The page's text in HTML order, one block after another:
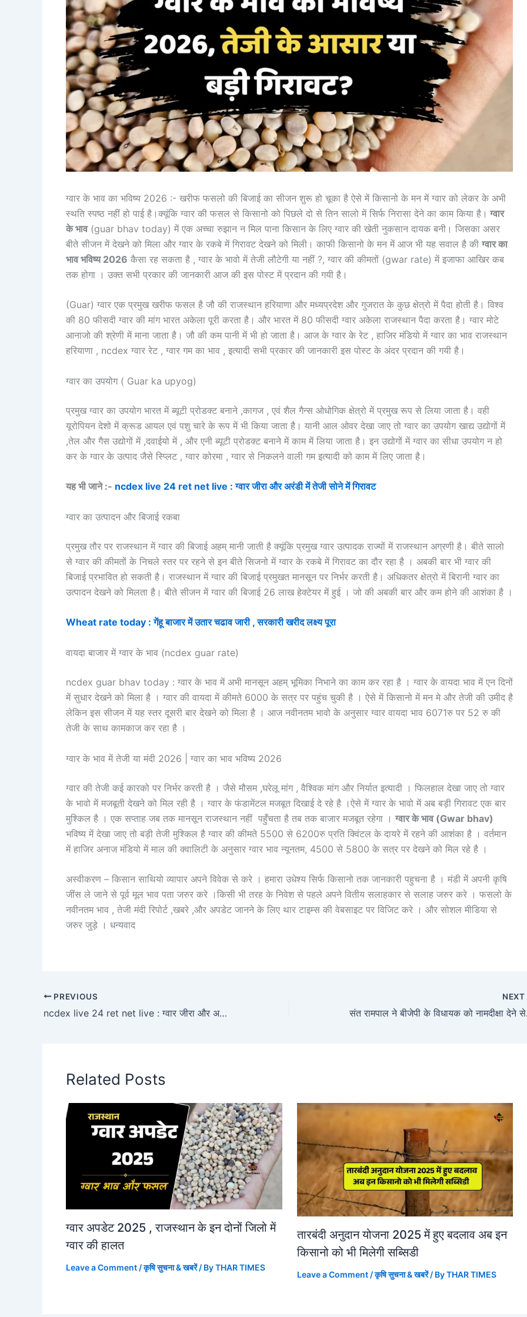
ग्वार के भाव का भविष्य 2026 :- खरीफ फसलो की बिजाई का सीजन शुरू हो चूका है ऐसे में किसानो के मन में ग्वार को लेकर के अभी
स्थति स्पष्ठ नहीं हो पाई है।क्यूंकि ग्वार की फसल से किसानो को पिछले दो से तिन सालो में सिर्फ निरासा देने का काम किया है। ग्वार
के भाव(guar bhav today) में एक अच्चा रुझान न मिल पाना किसान के लिए ग्वार की खेती नुकसान दायक बनी। जिसका असर
बीते सीजन में देखने को मिला और ग्वार के रकबे में गिरावट देखने को मिली। काफी किसानो के मन में आज भी यह सवाल है की ग्वार का
भाव भविष्य 2026 कैसा रह सकता है , ग्वार के भावो में तेजी लौटेगी या नहीं ?, ग्वार की कीमतों (gwar rate) में इजाफा आखिर कब
तक होगा । उक्त सभी प्रकार की जानकारी आज की इस पोस्ट में प्रदान की गयी है।
(Guar) ग्वार एक प्रमुख खरीफ फसल है जौ की राजस्थान हरियाणा और मध्यप्रदेश और गुजरात के कुछ क्षेत्रो में पैदा होती है। विश्व
की 80 फीसदी ग्वार की मांग भारत अकेला पूरी करता है। और भारत में 80 फीसदी ग्वार अकेला राजस्थान पैदा करता है। ग्वार मोटे
आनाजो की श्रेणी में माना जाता है। जौ की कम पानी में भी हो जाता है। आज के ग्वार के रेट , हाजिर मंडियो में ग्वार का भाव राजस्थान
हरियाणा , ncdex ग्वार रेट , ग्वार गम का भाव , इत्यादी सभी प्रकार की जानकारी इस पोस्ट के अंदर प्रदान की गयी है।
ग्वार का उपयोग ( Guar ka upyog)
प्रमुख ग्वार का उपयोग भारत में ब्यूटी प्रोडक्ट बनाने ,कागज , एवं शैल गैन्स ओधोगिक क्षेत्रो में प्रमुख रूप से लिया जाता है। वही
यूरोपियन देशो में क्रूड आयल एवं पशु चारे के रूप में भी किया जाता है। यानी आल ओवर देखा जाए तो ग्वार का उपयोग खाद्य उद्योगों में
,तेल और गैस उद्योगों में ,दवाईयो में , और एनी ब्यूटी प्रोडक्ट बनाने में काम में लिया जाता है। इन उद्योगों में ग्वार का सीधा उपयोग न हो
कर के ग्वार के उत्पाद जैसे स्प्लिट , ग्वार कोरमा , ग्वार से निकलने वाली गम इत्यादी को काम में लिए जाता है।
यह भी जाने :- ncdex live 24 ret net live : ग्वार जीरा और अरंडी में तेजी सोने में गिरावट
ग्वार का उत्पादन और बिजाई रकबा
प्रमुख तौर पर राजस्थान में ग्वार की बिजाई अहम् मानी जाती है क्यूंकि प्रमुख ग्वार उत्पादक राज्यों में राजस्थान अग्रणी है। बीते सालो
से ग्वार की कीमतों के निचले स्तर पर रहने से इन बीते सिजनो में ग्वार के रकबे में गिरावट का दौर रहा है । अबकी बार भी ग्वार की
बिजाई प्रभावित हो सकती है। राजस्थान में ग्वार की बिजाई प्रमुखत मानसून पर निर्भर करती है। अधिकतर क्षेत्रो में बिरानी ग्वार का
उत्पादन देखने को मिलता है। बीते सीजन में ग्वार की बिजाई 26 लाख हेक्टेयर में हुई । जो की अबकी बार और कम होने की आशंका है ।
Wheat rate today : गेंहू बाजार में उतार चढाव जारी , सरकारी खरीद लक्ष्य पूरा
वायदा बाजार में ग्वार के भाव (ncdex guar rate)
ncdex guar bhav today : ग्वार के भाव में अभी मानसून अहम् भूमिका निभाने का काम कर रहा है । ग्वार के वायदा भाव में एन दिनों
में सुधार देखने को मिला है । ग्वार की वायदा में कीमते 6000 के सत्र पर पहुंच चुकी है । ऐसे में किसानो में मन मे और तेजी की उमीद है
लेकिन इस सीजन में यह स्तर दूसरी बार देखने को मिला है । आज नवीनतम भावो के अनुसार ग्वार वायदा भाव 6071रु पर 52 रु की
तेजी के साथ कामकाज कर रहा है ।
ग्वार के भाव में तेजी या मंदी 2026 | ग्वार का भाव भविष्य 2026
ग्वार की तेजी कई कारको पर निर्भर करती है । जैसे मौसम ,घरेलू मांग , वैश्विक मांग और निर्यात इत्यादी । फिलहाल देखा जाए तो ग्वार
के भावो में मजबूती देखने को मिल रही है । ग्वार के फंडामेंटल मजबूत दिखाई दे रहे है ।ऐसे में ग्वार के भावो में अब बड़ी गिरावट एक बार
मुश्किल है । एक सप्ताह जब तक मानसून राजस्थान नहीं पहुँचता है तब तक बाजार मजबूत रहेगा । ग्वार के भाव (Gwar bhav)
भविष्य में देखा जाए तो बड़ी तेजी मुश्किल है ग्वार की कीमते 5500 से 6200रु प्रति क्विंटल के दायरे में रहने की आशंका है । वर्तमान
में हाजिर अनाज मंडियो में माल की क्वालिटी के अनुसार ग्वार भाव न्यूनतम, 4500 से 5800 के सत्र पर देखने को मिल रहे है ।
अस्वीकरण – किसान साथियो व्यापार अपने विवेक से करे । हमारा उधेश्य सिर्फ किसानो तक जानकारी पहुचना है । मंडी में अपनी कृषि
जींस ले जाने से पूर्व मूल भाव पता जरुर करे ।किसी भी तरह के निवेश से पहले अपने वितीय सलाहकार से सलाह जरुर करे । फसलो के
नवीनतम भाव , तेजी मंदी रिपोर्ट ,खबरे ,और अपडेट जानने के लिए थार टाइम्स की वेबसाइट पर विजिट करे । और सोशल मीडिया से
जरुर जुड़े । धन्यवाद
PREVIOUS
ncdex live 24 ret net live : ग्वार जीरा और अरंडी में तेजी सोने में गिरावट
NEXT
संत रामपाल
Related Posts
ग्वार अपडेट 2025 , राजस्थान के इन दोनों जिलो में
ग्वार की हालत
Leave a Comment /कृषि सुचना & खबरें/ ByTHAR TIMES
तारबंदी अनुदान योजना 2025 में हुए बदलाव अब इन
किसानो को भी मिलेगी सब्सिडी
Leave a Comment /कृषि सुचना & खबरें/ ByTHAR TIMES